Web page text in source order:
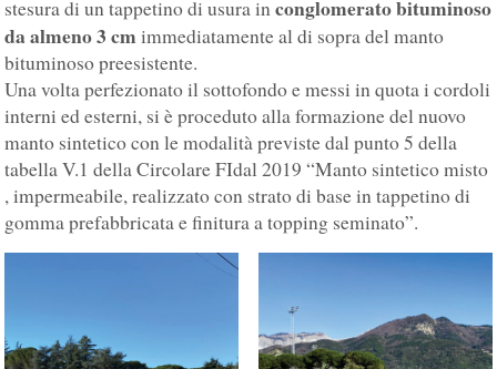
stesura di un tappetino di usura inconglomerato bituminoso
da almeno 3 cm immediatamente al di sopra del manto
bituminoso preesistente.
Una volta perfezionato il sottofondo e messi in quota i cordoli
interni ed esterni, si è proceduto alla formazione del nuovo
manto sintetico con le modalità previste dal punto 5 della
tabella V.1 della Circolare FIdal 2019 “Manto sintetico misto
, impermeabile, realizzato con strato di base in tappetino di
gomma prefabbricata e finitura a topping seminato”.